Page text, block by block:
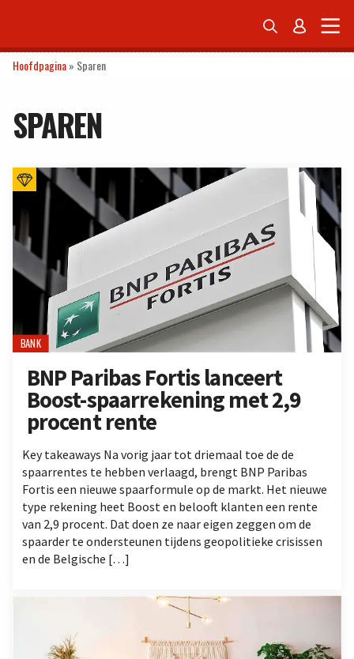
 
Hoofdpagina» Sparen
SPAREN
BANK
BNP Paribas Fortis lanceert
Boost-spaarrekening met 2,9
procent rente
Key takeaways Na vorig jaar tot driemaal toe de de
spaarrentes te hebben verlaagd, brengt BNP Paribas
Fortis een nieuwe spaarformule op de markt. Het nieuwe
type rekening heet Boost en belooft klanten een rente
van 2,9 procent. Dat doen ze naar eigen zeggen om de
spaarder te ondersteunen tijdens geopolitieke crisissen
en de Belgische […]